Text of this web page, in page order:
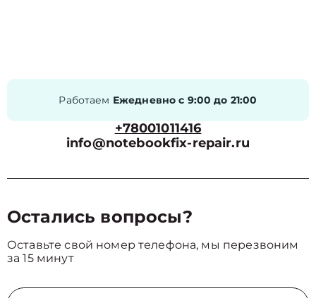
Работаем Ежедневно с 9:00 до 21:00
+78001011416
info@notebookfix-repair.ru
Остались вопросы?
Оставьте свой номер телефона, мы перезвоним
за 15 минут